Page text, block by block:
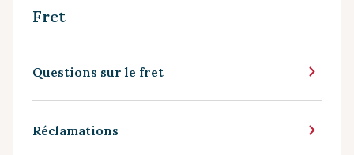
Fret
Questions sur le fret
Réclamations